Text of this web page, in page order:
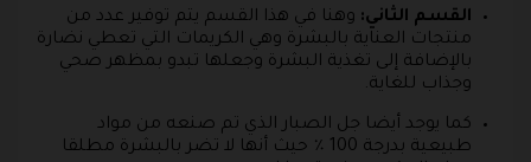
القسم الثاني: وهنا في هذا القسم يتم توفير عدد من
منتجات العناية بالبشرة وهي الكريمات التي تعطي نضارة
بالإضافة إلى تغذية البشرة وجعلها تبدو بمظهر صحي
وجذاب للغاية.
كما يوجد أيضا جل الصبار الذي تم صنعه من مواد
طبيعية بدرجة 100 ٪ حيث أنها لا تضر بالبشرة مطلقا